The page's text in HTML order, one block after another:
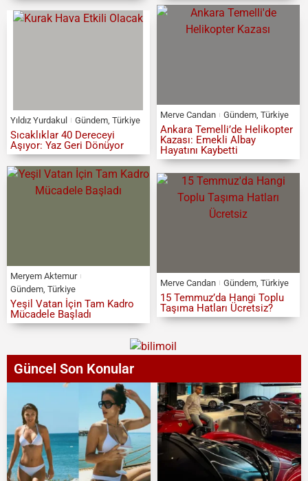
Yıldız Yurdakul Gündem Türkiye
Sıcaklıklar 40 Dereceyi
Aşıyor: Yaz Geri Dönüyor
Merve Candan Gündem, Türkiye
Ankara Temelli’de Helikopter
Kazası: Emekli Albay
Hayatını Kaybetti
Meryem Aktemur
Gündem, Türkiye
Yeşil Vatan İçin Tam Kadro
Mücadele Başladı
Merve Candan Gündem, Türkiye
15 Temmuz’da Hangi Toplu
Taşıma Hatları Ücretsiz?
Güncel Son Konular